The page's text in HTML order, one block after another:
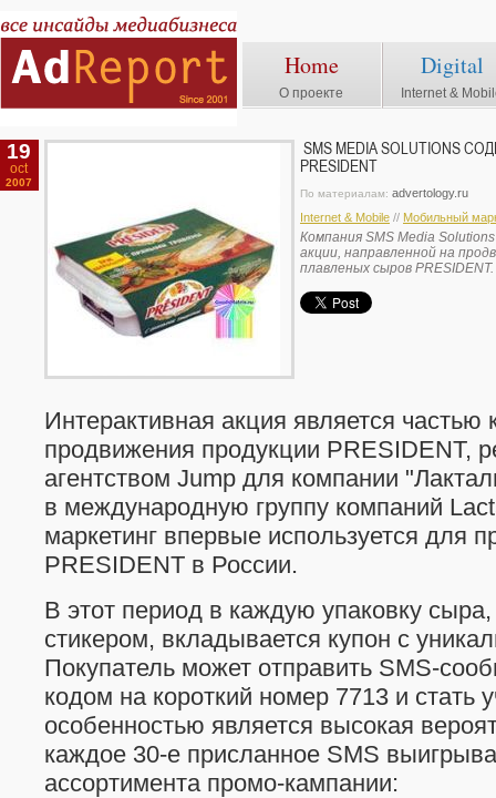
Home
О проекте
Digital
Internet &
19
oct
2007
SMS MEDIA SOLUTIONS
PRESIDENT
По материалам: advertology.ru
Internet & Mobile // Мобильный
Компания SMS Media
акции, направленной на
плавленых сыров PRESIDENT.
Интерактивная акция является частью
продвижения продукции PRESIDENT,
агентством Jump для компании
в международную группу компаний
маркетинг впервые используется для
PRESIDENT в России.
В этот период в каждую упаковку
стикером, вкладывается купон с
Покупатель может отправить SMS-
кодом на короткий номер 7713 и стать
особенностью является высокая
каждое 30-е присланное SMS
ассортимента промо-кампании: